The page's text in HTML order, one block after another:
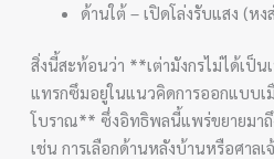
ด้านใต้ – เปิดโล่งรับแสง (หง
สิ่งนี้สะท้อนว่า **เต่ามังกรไม่ได้เป็
แทรกซึมอยู่ในแนวคิดการออกแบบเ
โบราณ** ซึ่งอิทธิพลนี้แพร่ขยายมา
เช่น การเลือกด้านหลังบ้านหรือศาลเ